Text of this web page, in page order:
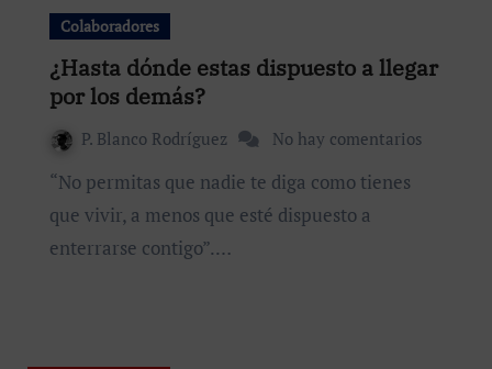
Colaboradores
¿Hasta dónde estas dispuesto a llegar
por los demás?
P. Blanco Rodríguez No hay comentarios
“No permitas que nadie te diga como tienes
que vivir, a menos que esté dispuesto a
enterrarse contigo”.…